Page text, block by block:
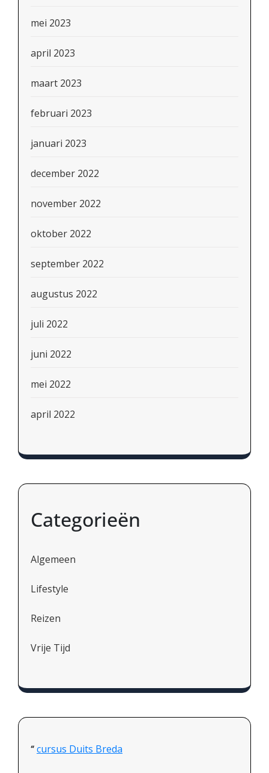
mei 2023
april 2023
maart 2023
februari 2023
januari 2023
december 2022
november 2022
oktober 2022
september 2022
augustus 2022
juli 2022
juni 2022
mei 2022
april 2022
Categorieën
Algemeen
Lifestyle
Reizen
Vrije Tijd
cursus Duits Breda